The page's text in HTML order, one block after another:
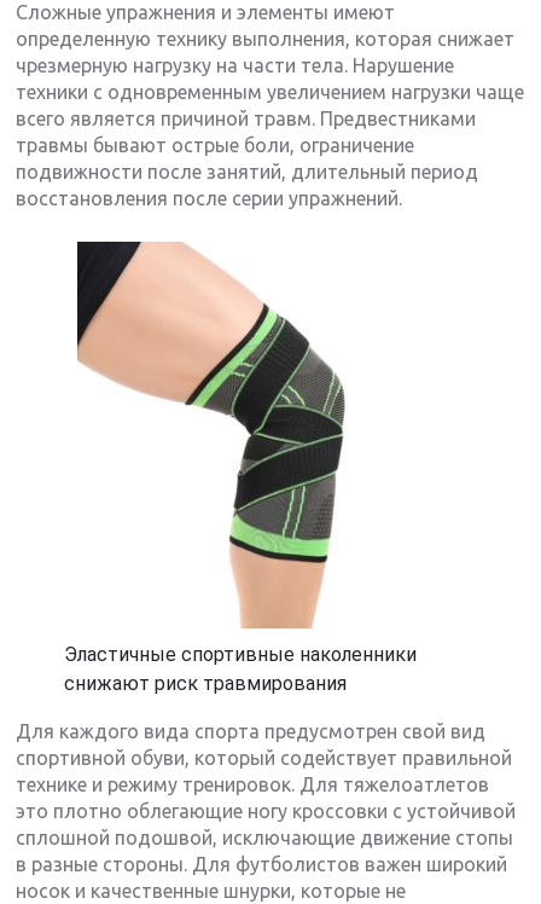
Сложные упражнения и элементы имеют
определенную технику выполнения, которая снижает
чрезмерную нагрузку на части тела. Нарушение
техники с одновременным увеличением нагрузки чаще
всего является причиной травм. Предвестниками
травмы бывают острые боли, ограничение
подвижности после занятий, длительный период
восстановления после серии упражнений.
Эластичные спортивные наколенники
снижают риск травмирования
Для каждого вида спорта предусмотрен свой вид
спортивной обуви, который содействует правильной
технике и режиму тренировок. Для тяжелоатлетов
это плотно облегающие ногу кроссовки с устойчивой
сплошной подошвой, исключающие движение стопы
в разные стороны. Для футболистов важен широкий
носок и качественные шнурки, которые не